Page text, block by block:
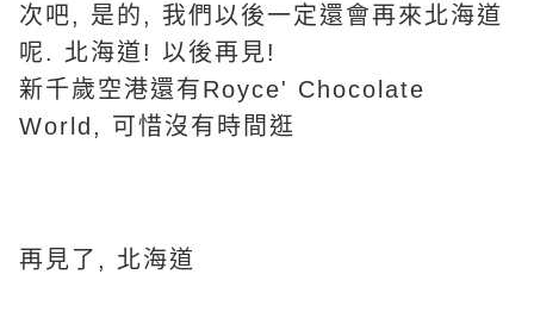
次吧, 是的, 我們以後一定還會再來北海道
呢. 北海道! 以後再見!
新千歲空港還有Royce' Chocolate
World, 可惜沒有時間逛
再見了, 北海道